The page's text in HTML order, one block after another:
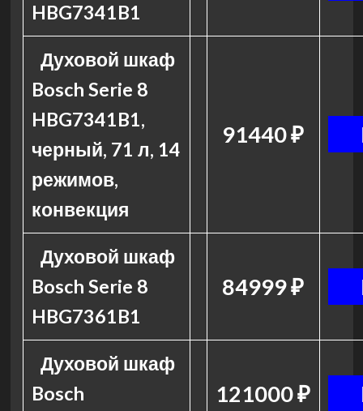
HBG7341B1
Духовой шкаф
Bosch Serie 8
HBG7341B1,
черный, 71 л, 14
режимов,
конвекция
91440 ₽
Духовой шкаф
Bosch Serie 8
HBG7361B1
84999 ₽
Духовой шкаф
Bosch
121000 ₽